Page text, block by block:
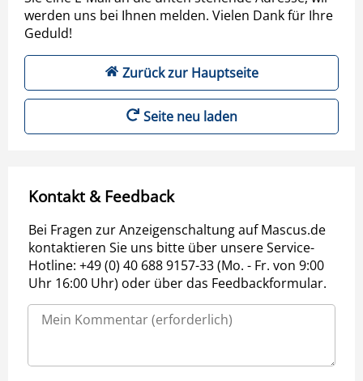
werden uns bei Ihnen melden. Vielen Dank für Ihre
Geduld!
Zurück zur Hauptseite
Seite neu laden
Kontakt & Feedback
Bei Fragen zur Anzeigenschaltung auf Mascus.de
kontaktieren Sie uns bitte über unsere Service-
Hotline: +49 (0) 40 688 9157-33 (Mo. - Fr. von 9:00
Uhr 16:00 Uhr) oder über das Feedbackformular.